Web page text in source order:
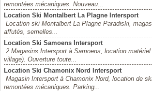
remontées mécaniques. Nouveau...
Location Ski Montalbert La Plagne Intersport
Location ski Montalbert La Plagne Paradiski,
affutés, semelles...
Location Ski Samoens Intersport
2 Magasins Intersport à Samoens, location
village). Ouverture toute...
Location Ski Chamonix Nord Intersport
Magasin Intersport à Chamonix Nord, location de
remontées mécaniques. Parking...